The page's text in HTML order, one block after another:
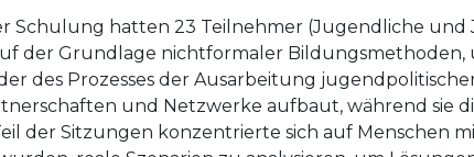
Schulung hatten 23 Teilnehmer (Jugendliche
der Grundlage nichtformaler Bildungsmethoden,
des Prozesses der Ausarbeitung
und Netzwerke aufbaut, während sie
der Sitzungen konzentrierte sich auf Menschen